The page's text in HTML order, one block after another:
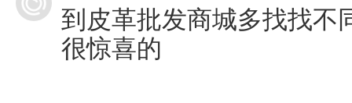
到皮革批发商城多找找不
很惊喜的